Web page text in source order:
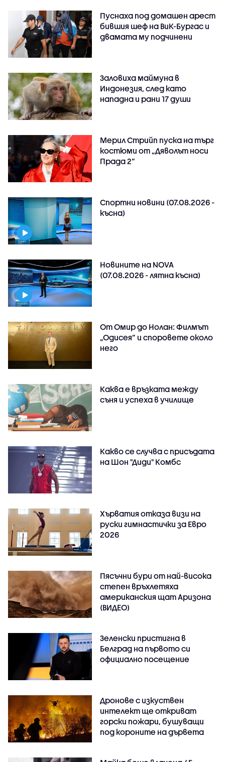
Пуснаха под домашен арест
бившия шеф на ВиК-Бургас и
двамата му подчинени
Заловиха маймуна в
Индонезия, след като
нападна и рани 17 души
Мерил Стрийп пуска на търг
костюми от „Дяволът носи
Прада 2“
Спортни новини (07.08.2026 -
късна)
Новините на NOVA
(07.08.2026 - лятна късна)
От Омир до Нолан: Филмът
„Одисея” и споровете около
него
Каква е връзката между
съня и успеха в училище
Какво се случва с присъдата
на Шон "Диди" Комбс
Хърватия отказа визи на
руски гимнастички за Евро
2026
Пясъчни бури от най-висока
степен връхлетяха
американския щат Аризона
(ВИДЕО)
Зеленски пристигна в
Белград на първото си
официално посещение
Дронове с изкуствен
интелект ще откриват
горски пожари, бушуващи
под короните на дървета